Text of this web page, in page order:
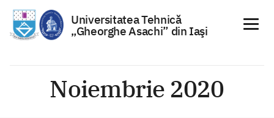
Universitatea Tehnică
„Gheorghe Asachi” din Iaşi
Noiembrie 2020